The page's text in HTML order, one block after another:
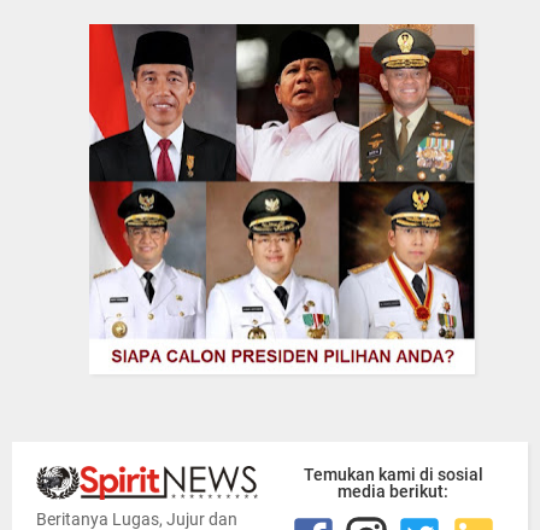
Beritanya Lugas, Jujur dan
Temukan kami di sosial
media berikut: